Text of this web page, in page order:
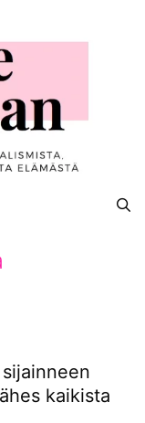
kaikista